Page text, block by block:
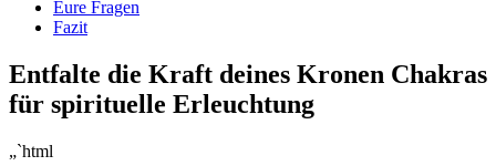
Eure Fragen
Fazit
Entfalte die ⁣Kraft deines Kronen⁢ Chakras
für spirituelle⁢ Erleuchtung
„`html